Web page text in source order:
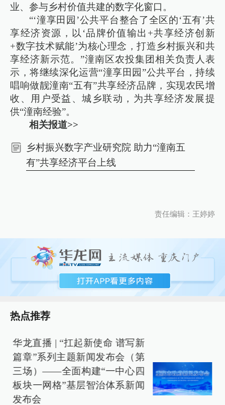
业、参与乡村价值共建的数字化窗口。
“‘潼享田园’公共平台整合了全区的‘五有’共
享经济资源，以‘品牌价值输出+共享经济创新
+数字技术赋能’为核心理念，打造乡村振兴和共
享经济新示范。”潼南区农投集团相关负责人表
示，将继续深化运营“潼享田园”公共平台，持续
唱响做靓潼南“五有”共享经济品牌，实现农民增
收、用户受益、城乡联动，为共享经济发展提
供“潼南经验”。
相关报道>>
乡村振兴数字产业研究院 助力“潼南五
有”共享经济平台上线
责任编辑：王婷婷
热点推荐
华龙直播 | “扛起新使命 谱写新
篇章”系列主题新闻发布会（第
三场）——全面构建“一中心四
板块一网格”基层智治体系新闻
发布会